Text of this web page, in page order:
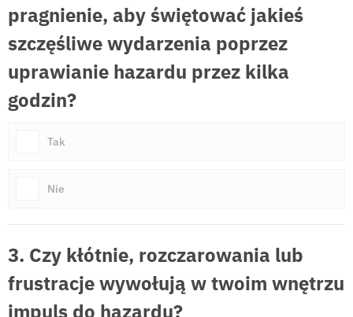
pragnienie, aby świętować jakieś
szczęśliwe wydarzenia poprzez
uprawianie hazardu przez kilka
godzin?
Tak
Nie
3. Czy kłótnie, rozczarowania lub
frustracje wywołują w twoim wnętrzu
impuls do hazardu?